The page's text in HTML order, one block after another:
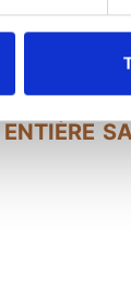
exigences.
entière